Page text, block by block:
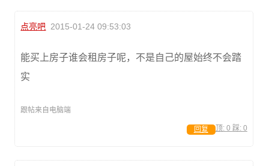
点亮吧 2015-01-24 09:53:03
能买上房子谁会租房子呢，不是自己的屋始终不会踏
实
跟帖来自电脑端
顶: 0 踩: 0
回复